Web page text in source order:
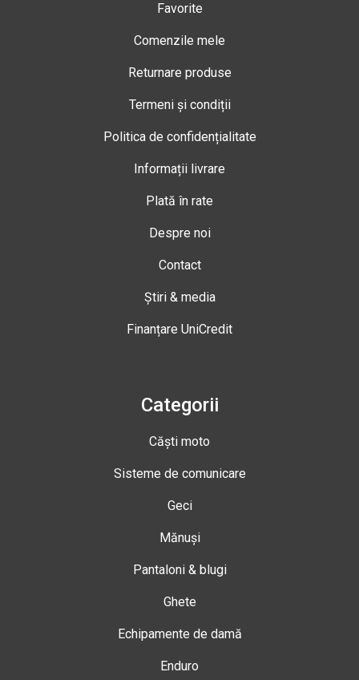
Favorite
Comenzile mele
Returnare produse
Termeni și condiții
Politica de confidențialitate
Informații livrare
Plată în rate
Despre noi
Contact
Știri & media
Finanțare UniCredit
Categorii
Căști moto
Sisteme de comunicare
Geci
Mănuși
Pantaloni & blugi
Ghete
Echipamente de damă
Enduro